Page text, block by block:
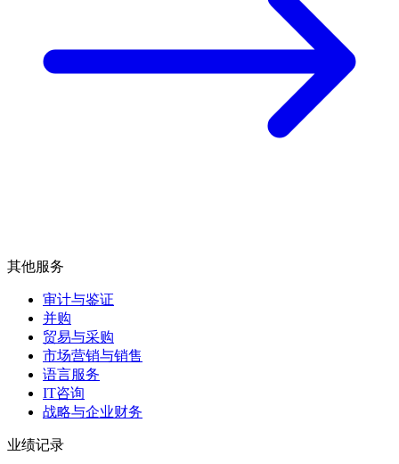
其他服务
审计与鉴证
并购
贸易与采购
市场营销与销售
语言服务
IT咨询
战略与企业财务
业绩记录